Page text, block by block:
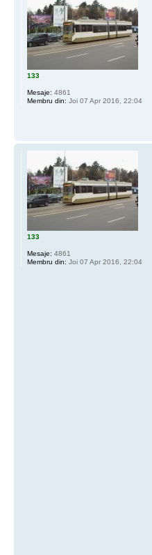
133
Mesaje: 4861
Membru din: Joi 07 Apr 2016, 22:04
133
Mesaje: 4861
Membru din: Joi 07 Apr 2016, 22:04